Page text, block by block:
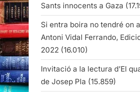
Sants innocents a Gaza
Si entra boira no tendré on
Antoni Vidal Ferrando,
2022 (16.010)
Invitació a la lectura d’El
de Josep Pla (15.859)